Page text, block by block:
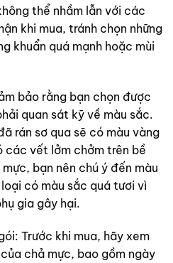
thể nhầm lẫn với các
khi mua, tránh chọn những
khuẩn quá mạnh hoặc mùi
bảo rằng bạn chọn được
quan sát kỹ về màu sắc.
rán sơ qua sẽ có màu vàng
các vết lởm chởm trên bề
bạn nên chú ý đến màu
có màu sắc quá tươi vì
gia gây hại.
Trước khi mua, hãy xem
chả mực, bao gồm ngày